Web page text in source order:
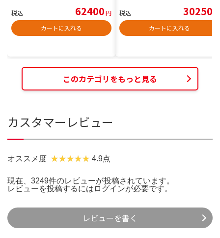
税込 62400円
カートに入れる
税込 30250
カートに入れる
このカテゴリをもっと見る
カスタマーレビュー
オススメ度 4.9点
現在、3249件のレビューが投稿されています。
レビューを投稿するには ログインが必要です。
レビューを書く